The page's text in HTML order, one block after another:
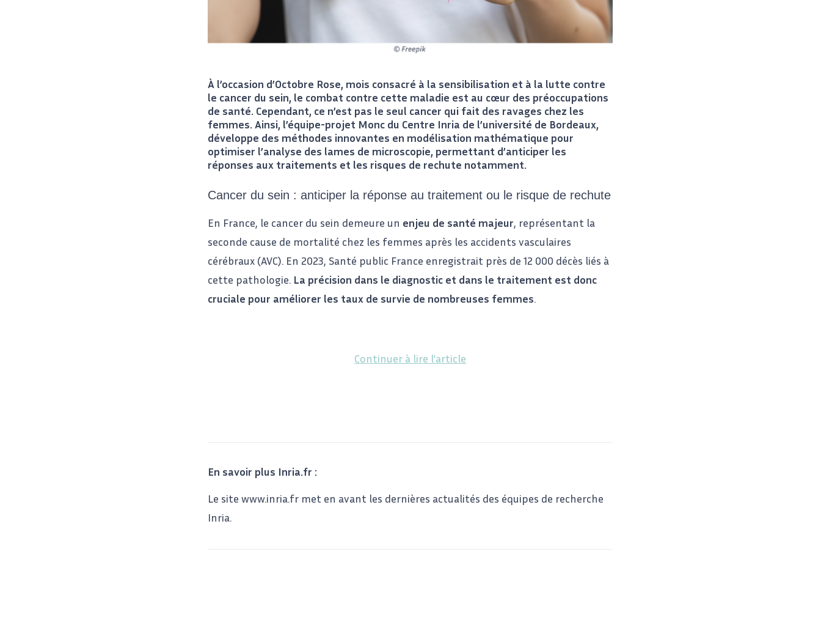
À l’occasion d’Octobre Rose, mois consacré à la sensibilisation et à la lutte contre
le cancer du sein, le combat contre cette maladie est au cœur des préoccupations
de santé. Cependant, ce n’est pas le seul cancer qui fait des ravages chez les
femmes. Ainsi, l’équipe-projet Monc du Centre Inria de l’université de Bordeaux,
développe des méthodes innovantes en modélisation mathématique pour
optimiser l’analyse des lames de microscopie, permettant d’anticiper les
réponses aux traitements et les risques de rechute notamment.
Cancer du sein : anticiper la réponse au traitement ou le risque de rechute
En France, le cancer du sein demeure un enjeu de santé majeur, représentant la
seconde cause de mortalité chez les femmes après les accidents vasculaires
cérébraux (AVC). En 2023, Santé public France enregistrait près de 12 000 décès liés à
cette pathologie. La précision dans le diagnostic et dans le traitement est donc
cruciale pour améliorer les taux de survie de nombreuses femmes.
Continuer à lire l’article
En savoir plus Inria.fr :
Le site www.inria.fr met en avant les dernières actualités des équipes de recherche
Inria.